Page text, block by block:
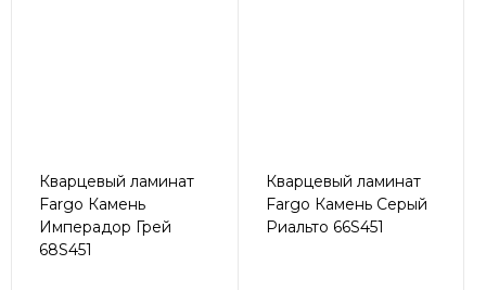
Кварцевый ламинат
Fargo Камень
Имперадор Грей
68S451
Кварцевый ламинат
Fargo Камень Серый
Риальто 66S451